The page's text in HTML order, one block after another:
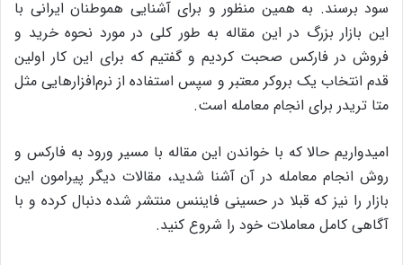
سود برسند. به همین منظور و برای آشنایی هموطنان ایرانی با
این بازار بزرگ در این مقاله به طور کلی در مورد نحوه خرید و
فروش در فارکس صحبت کردیم و گفتیم که برای این کار اولین
قدم انتخاب یک بروکر معتبر و سپس استفاده از نرم‌افزارهایی مثل
متا تریدر برای انجام معامله است.
امیدواریم حالا که با خواندن این مقاله با مسیر ورود به فارکس و
روش انجام معامله در آن آشنا شدید، مقالات دیگر پیرامون این
بازار را نیز که قبلا در حسینی فایننس منتشر شده دنبال کرده و با
آگاهی کامل معاملات خود را شروع کنید.